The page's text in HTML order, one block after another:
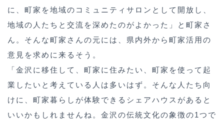
に、町家を地域のコミュニティサロンとして開放し、
地域の人たちと交流を深めたのがよかった」と町家さ
ん。そんな町家さんの元には、県内外から町家活用の
意見を求めに来るそう。
「金沢に移住して、町家に住みたい、町家を使って起
業したいと考えている人は多いはず。そんな人たち向
けに、町家暮らしが体験できるシェアハウスがあると
いいかもしれませんね。金沢の伝統文化の象徴の1つで